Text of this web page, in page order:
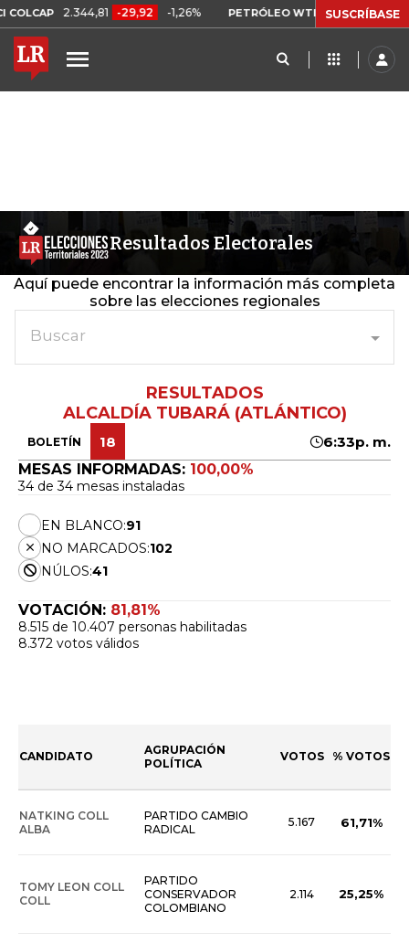
2.344,81 -29,92 -1,26% PETRÓLEO WTI US$ 75,09 -US$
SUSCRÍBASE
Resultados Electorales
Aquí puede encontrar la información más completa
sobre las elecciones regionales
Buscar
RESULTADOS
ALCALDÍA TUBARÁ (ATLÁNTICO)
BOLETÍN 18
6:33p. m.
MESAS INFORMADAS: 100,00%
34 de 34 mesas instaladas
EN BLANCO:91
NO MARCADOS:102
NÚLOS:41
VOTACIÓN: 81,81%
8.515 de 10.407 personas habilitadas
8.372 votos válidos
CANDIDATO
AGRUPACIÓN
POLÍTICA
VOTOS % VOTOS
NATKING COLL
ALBA
PARTIDO CAMBIO
RADICAL
5.167 61,71%
TOMY LEON COLL
COLL
PARTIDO
CONSERVADOR
COLOMBIANO
2.114 25,25%